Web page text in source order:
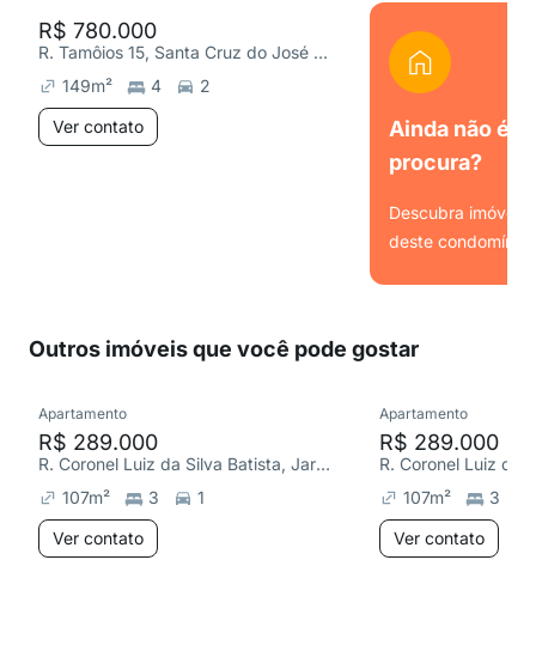
R$ 780.000
R. Tamôios 15, Santa Cruz do José Jacques
149m² 4
2
Ver contato
Ainda não é
procura?
Descubra imóveis
deste condomínio.
Outros imóveis que você pode gostar
Apartamento
R$ 289.000
R. Coronel Luiz da Silva Batista, Jardim Irajá
107m² 3
1
Ver contato
Apartamento
R$ 289.000
107m²
3
Ver contato